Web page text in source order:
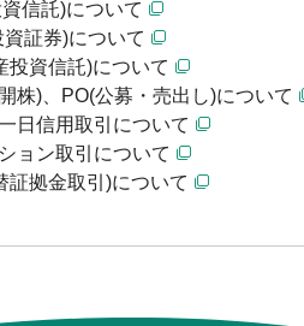
信託)について
証券)について
投資信託)について
株)、PO(公募・売出し)について
日信用取引について
ョン取引について
証拠金取引)について